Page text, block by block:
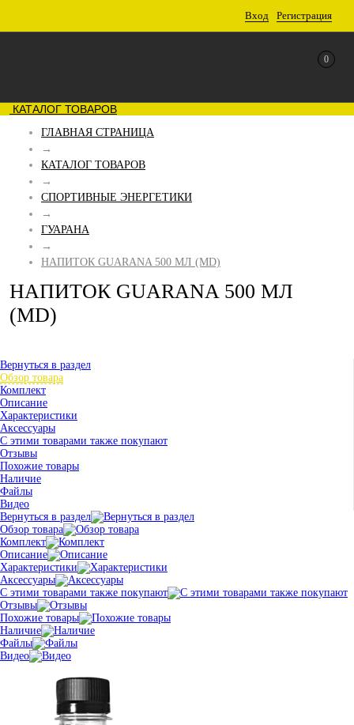
Вход Регистрация
0
КАТАЛОГ ТОВАРОВ
ГЛАВНАЯ СТРАНИЦА
→
КАТАЛОГ ТОВАРОВ
→
СПОРТИВНЫЕ ЭНЕРГЕТИКИ
→
ГУАРАНА
→
НАПИТОК GUARANA 500 МЛ (MD)
НАПИТОК GUARANA 500 МЛ
(MD)
Вернуться в раздел
Обзор товара
Комплект
Описание
Характеристики
Аксессуары
С этими товарами также покупают
Отзывы
Похожие товары
Наличие
Файлы
Видео
Вернуться в раздел
Обзор товара
Комплект
Описание
Характеристики
Аксессуары
С этими товарами также покупают
Отзывы
Похожие товары
Наличие
Файлы
Видео